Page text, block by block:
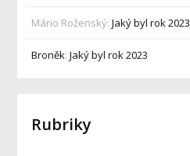
Mário Roženský:Jaký byl rok 2023
Broněk:Jaký byl rok 2023
Rubriky